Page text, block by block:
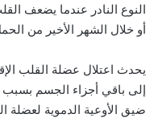
النوع النادر عندما يضعف
أو خلال الشهر الأخير من
يحدث اعتلال عضلة القلب
إلى باقي أجزاء الجسم
ضيق الأوعية الدموية